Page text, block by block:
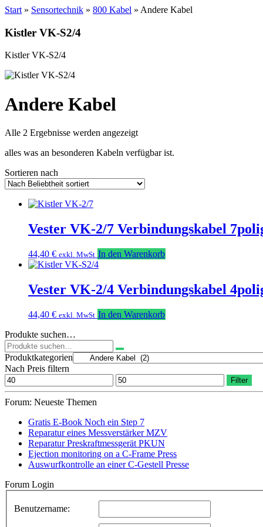
Start » Sensortechnik » 800 Kabel » Andere Kabel
Kistler VK-S2/4
Kistler VK-S2/4
Andere Kabel
Alle 2 Ergebnisse werden angezeigtNach
sortiert
alles was an besonderen Kabeln verfügbar ist.
Sortieren nach
Vester VK-2/7 Verbindungskabel
44,40 € exkl. MwSt In den Warenkorb
Vester VK-2/4 Verbindungskabel
44,40 € exkl. MwSt In den Warenkorb
Produkte suchen…
Suchen
nach:
Produktkategorien
Nach Preis filtern
Min.
Preis
Max.
Preis
Filter
Forum: Neueste Themen
Gratis E-Book Noch ein Step 7
Reparatur eines Messverstärker MZV
Reparatur Preskraftmessgerät PKUN
Ejection monitoring on a C-Frame Press
Auswurfkontrolle an einer C-Gestell Presse
Forum Login
Benutzername: